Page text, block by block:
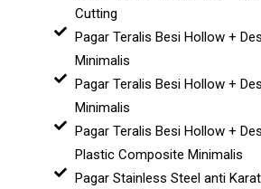
Cutting
Pagar Teralis Besi Hollow +
Minimalis
Pagar Teralis Besi Hollow +
Minimalis
Pagar Teralis Besi Hollow +
Plastic Composite Minimalis
Pagar Stainless Steel anti